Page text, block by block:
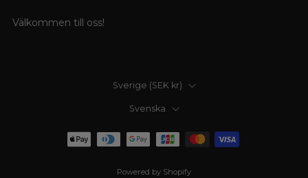
Välkommen till oss!
Land
Sverige (SEK kr)
SpråkSvenska
Powered by Shopify